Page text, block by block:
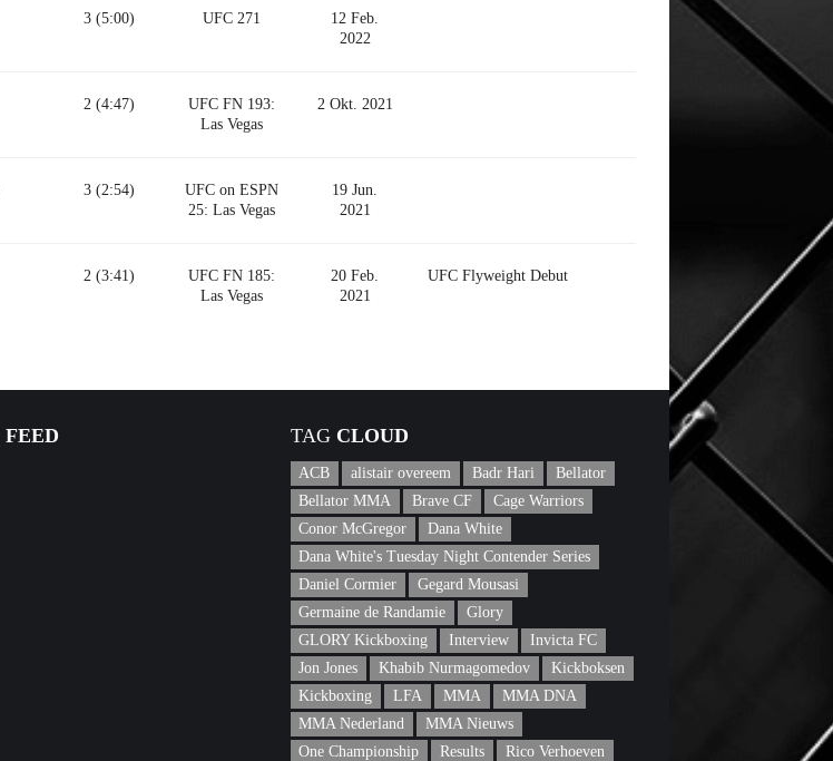
3 (5:00) UFC 271
12 Feb.
2022
2 (4:47)
UFC FN 193:
Las Vegas
2 Okt. 2021
3 (2:54)
UFC on ESPN
25: Las Vegas
19 Jun.
2021
2 (3:41)
UFC FN 185:
Las Vegas
20 Feb.
2021
UFC Flyweight Debut
FEED TAG CLOUD
ACB alistair overeem Badr Hari
Bellator
Bellator MMA
Brave CF
Cage Warriors
Conor McGregor
Dana White
Dana White's Tuesday Night Contender Series
Daniel Cormier
Gegard Mousasi
Germaine de Randamie
Glory
GLORY Kickboxing
Interview
Invicta FC
Jon Jones
Khabib Nurmagomedov
Kickboksen
Kickboxing
LFA MMA
MMA DNA
MMA Nederland
MMA Nieuws
One Championship
Results Rico Verhoeven